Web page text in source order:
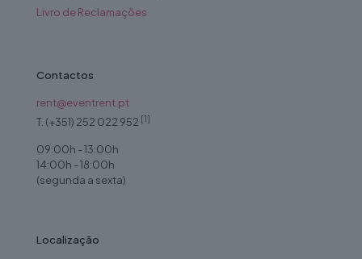
Livro de Reclamações
Contactos
rent@eventrent.pt
T. (+351) 252 022 952 [1]
09:00h - 13:00h
14:00h - 18:00h
(segunda a sexta)
Localização